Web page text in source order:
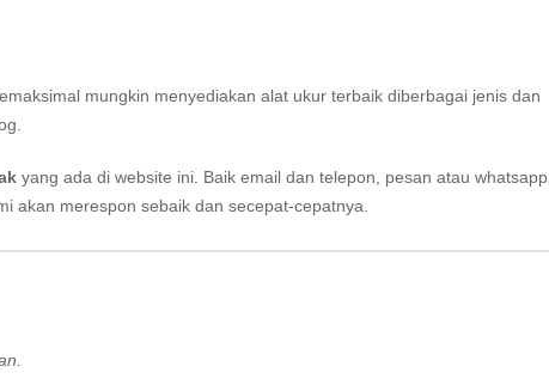
mungkin menyediakan alat ukur terbaik diberbagai jenis dan
yang ada di website ini. Baik email dan telepon, pesan atau whatsapp,
akan merespon sebaik dan secepat-cepatnya.